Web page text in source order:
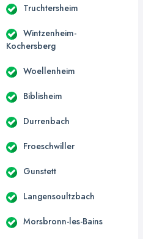
Truchtersheim
Wintzenheim-
Kochersberg
Woellenheim
Biblisheim
Durrenbach
Froeschwiller
Gunstett
Langensoultzbach
Morsbronn-les-Bains